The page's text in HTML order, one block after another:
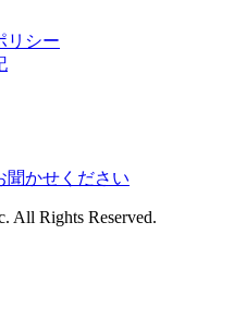
リシー
聞かせください
All Rights Reserved.